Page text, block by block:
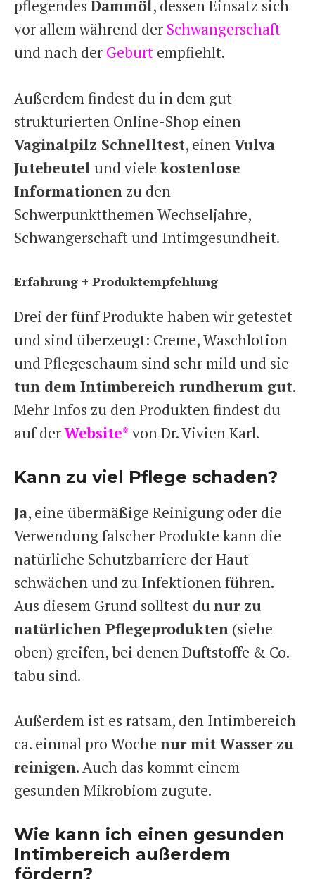
pflegendes Dammöl, dessen Einsatz sich
vor allem während der Schwangerschaft
und nach der Geburt empfiehlt.
Außerdem findest du in dem gut
strukturierten Online-Shop einen
Vaginalpilz Schnelltest, einenVulva
Jutebeutel und viele kostenlose
Informationen zu den
Schwerpunktthemen Wechseljahre,
Schwangerschaft und Intimgesundheit.
Erfahrung + Produktempfehlung
Drei der fünf Produkte haben wir getestet
und sind überzeugt: Creme, Waschlotion
und Pflegeschaum sind sehr mild und sie
tun dem Intimbereich rundherum gut.
Mehr Infos zu den Produkten findest du
auf derWebsite* von Dr. Vivien Karl.
Kann zu viel Pflege schaden?
Ja, eine übermäßige Reinigung oder die
Verwendung falscher Produkte kann die
natürliche Schutzbarriere der Haut
schwächen und zu Infektionen führen.
Aus diesem Grund solltest dunur zu
natürlichen Pflegeprodukten (siehe
oben) greifen, bei denen Duftstoffe & Co.
tabu sind.
Außerdem ist es ratsam, den Intimbereich
ca. einmal pro Woche nur mit Wasser zu
reinigen. Auch das kommt einem
gesunden Mikrobiom zugute.
Wie kann ich einen gesunden
Intimbereich außerdem
fördern?